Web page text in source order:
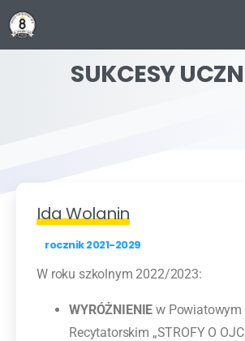
SUKCESY
Ida Wolanin
rocznik 2021-2029
W roku szkolnym 2022/2023:
WYRÓŻNIENIEw Powiatowym
Recytatorskim „STROFY O